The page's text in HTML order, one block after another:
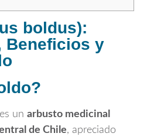
boldus):
Beneficios y
es un arbusto medicinal
de Chile, apreciado